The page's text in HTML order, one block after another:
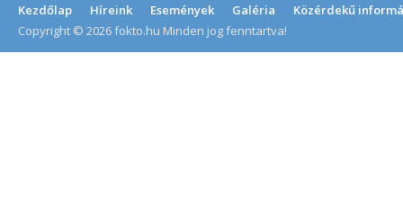
Kezdőlap Híreink Események Galéria
Közérdekű
Copyright © 2026 fokto.hu Minden jog fenntartva!